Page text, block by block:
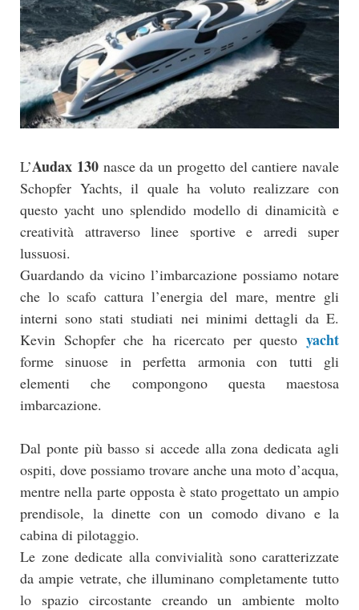
L’Audax 130nasce da un progetto del cantiere navale
Schopfer Yachts, il quale ha voluto realizzare con
questo yacht uno splendido modello di dinamicità e
creatività attraverso linee sportive e arredi super
lussuosi.
Guardando da vicino l’imbarcazione possiamo notare
che lo scafo cattura l’energia del mare, mentre gli
interni sono stati studiati nei minimi dettagli da E.
Kevin Schopfer che ha ricercato per questo yacht
forme sinuose in perfetta armonia con tutti gli
elementi che compongono questa maestosa
imbarcazione.
Dal ponte più basso si accede alla zona dedicata agli
ospiti, dove possiamo trovare anche una moto d’acqua,
mentre nella parte opposta è stato progettato un ampio
prendisole, la dinette con un comodo divano e la
cabina di pilotaggio.
Le zone dedicate alla convivialità sono caratterizzate
da ampie vetrate, che illuminano completamente tutto
lo spazio circostante creando un ambiente molto